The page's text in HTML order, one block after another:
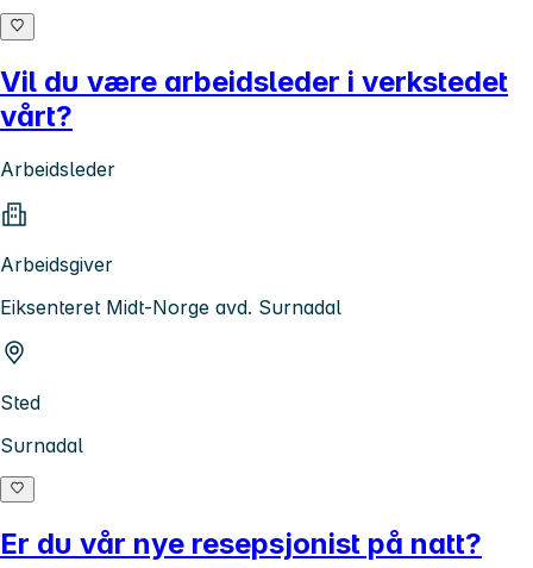
Vil du være arbeidsleder i verkstedet
vårt?
Arbeidsleder
Arbeidsgiver
Eiksenteret Midt-Norge avd. Surnadal
Sted
Surnadal
Er du vår nye resepsjonist på natt?